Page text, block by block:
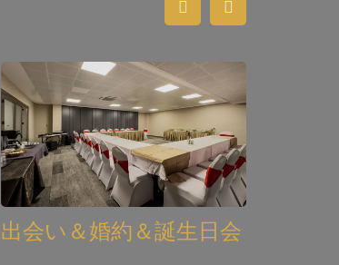
出会い＆婚約＆誕生日会